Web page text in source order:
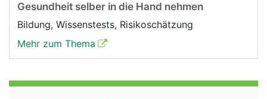
Gesundheit selber in die Hand nehmen
Bildung, Wissenstests, Risikoschätzung
Mehr zum Thema